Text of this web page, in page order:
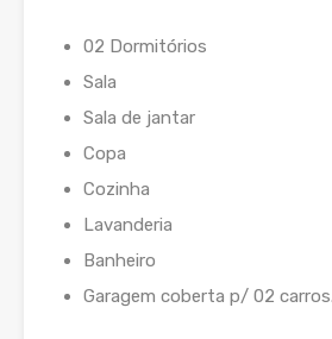
02 Dormitórios
Sala
Sala de jantar
Copa
Cozinha
Lavanderia
Banheiro
Garagem coberta p/ 02 carros.